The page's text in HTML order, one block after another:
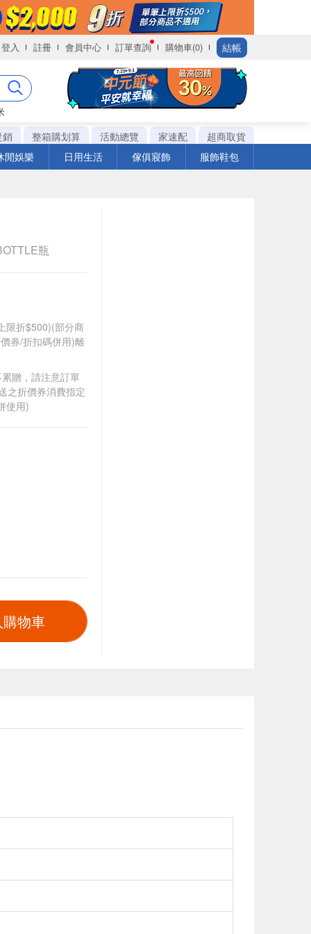
登入 註冊 會員中心 訂單查詢 購物車(0) 結帳
銷 整箱購划算 活動總覽 家速配
超商取貨
閒娛樂 日用生活 傢俱寢飾 服飾鞋包
瓶
限折$500)(部分商
券/折扣碼併用)離
贈，請注意訂單
之折價券消費指定
使用)
物車